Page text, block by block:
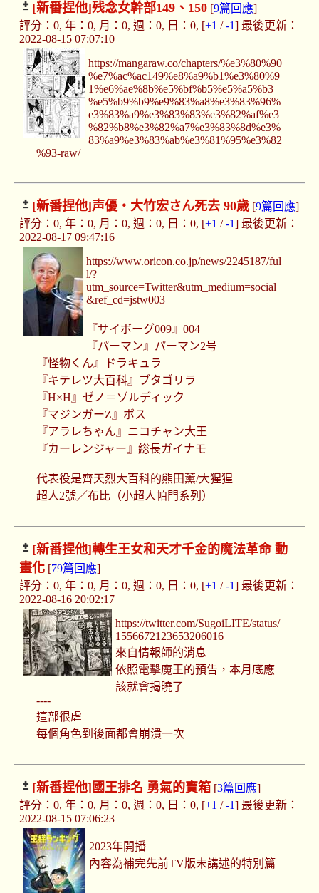
[新番捏他]残念女幹部149、150[9篇回應]
評分：0, 年：0, 月：0, 週：0, 日：0, [+1 /-1] 最後更新：
2022-08-15 07:07:10
https://mangaraw.co/chapters/%e3%80%90
%e7%ac%ac149%e8%a9%b1%e3%80%9
1%e6%ae%8b%e5%bf%b5%e5%a5%b3
%e5%b9%b9%e9%83%a8%e3%83%96%
e3%83%a9%e3%83%83%e3%82%af%e3
%82%b8%e3%82%a7%e3%83%8d%e3%
83%a9%e3%83%ab%e3%81%95%e3%82
%93-raw/
[新番捏他]声優・大竹宏さん死去 90歳[9篇回應]
評分：0, 年：0, 月：0, 週：0, 日：0, [+1 /-1] 最後更新：
2022-08-17 09:47:16
https://www.oricon.co.jp/news/2245187/ful
l/?
utm_source=Twitter&utm_medium=social
&ref_cd=jstw003
『サイボーグ009』004
『パーマン』パーマン2号
『怪物くん』ドラキュラ
『キテレツ大百科』ブタゴリラ
『H×H』ゼノ＝ゾルディック
『マジンガーZ』ボス
『アラレちゃん』ニコチャン大王
『カーレンジャー』総長ガイナモ
代表役是齊天烈大百科的熊田薰/大猩猩
超人2號／布比（小超人帕門系列）
[新番捏他]轉生王女和天才千金的魔法革命 動
畫化[79篇回應]
評分：0, 年：0, 月：0, 週：0, 日：0, [+1 /-1] 最後更新：
2022-08-16 20:02:17
https://twitter.com/SugoiLITE/status/
1556672123653206016
來自情報師的消息
依照電擊魔王的預告，本月底應
該就會揭曉了
----
這部很虐
每個角色到後面都會崩潰一次
[新番捏他] 國王排名 勇氣的寶箱[3篇回應]
評分：0, 年：0, 月：0, 週：0, 日：0, [+1 /-1] 最後更新：
2022-08-15 07:06:23
2023年開播
內容為補完先前TV版未講述的特別篇